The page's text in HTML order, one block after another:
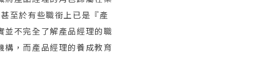
至於有些職銜上已是『產
並不完全了解產品經理的職
，而產品經理的養成教育